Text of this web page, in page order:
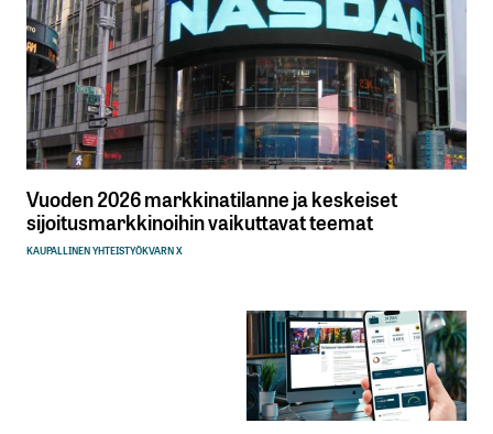
Vuoden 2026 markkinatilanne ja keskeiset
sijoitusmarkkinoihin vaikuttavat teemat
KAUPALLINEN YHTEISTYÖKVARN X